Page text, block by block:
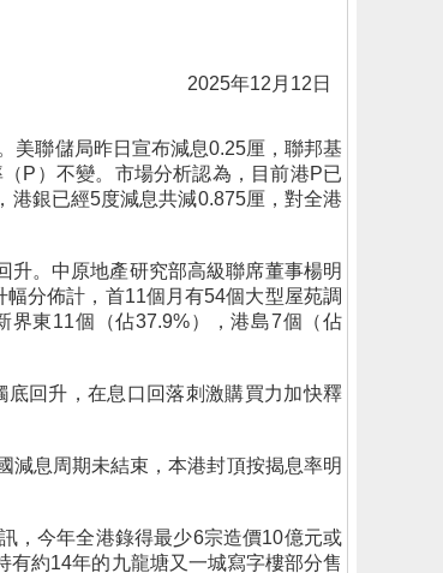
2025年12月12日
美聯儲局昨日宣布減息0.25厘，聯邦基
P）不變。市場分析認為，目前港P已
港銀已經5度減息共減0.875厘，對全港
升。中原地產研究部高級聯席董事楊明
分佈計，首11個月有54個大型屋苑調
界東11個（佔37.9%），港島7個（佔
底回升，在息口回落刺激購買力加快釋
減息周期未結束，本港封頂按揭息率明
，今年全港錄得最少6宗造價10億元或
有約14年的九龍塘又一城寫字樓部分售